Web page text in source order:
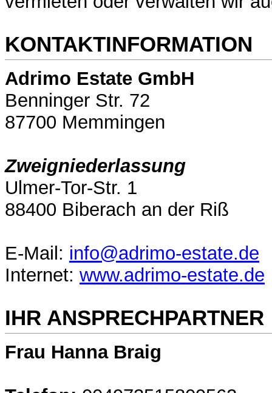
KONTAKTINFORMATION
Adrimo Estate GmbH
Benninger Str. 72
87700 Memmingen
Zweigniederlassung
Ulmer-Tor-Str. 1
88400 Biberach an der Riß
E-Mail: info@adrimo-estate.de
Internet: www.adrimo-estate.de
IHR ANSPRECHPARTNER
Frau Hanna Braig